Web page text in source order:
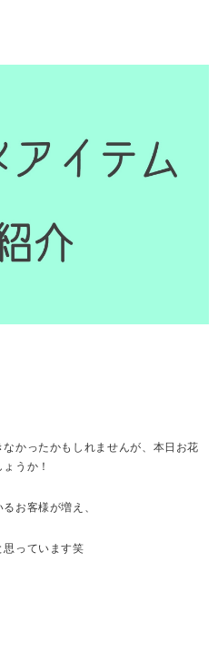
かったかもしれませんが、本日お花
うか！
お客様が増え、
っています笑